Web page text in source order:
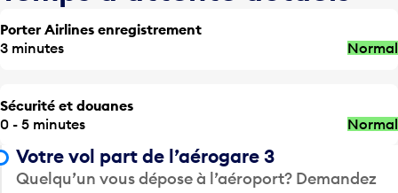
Porter Airlines enregistrement
3 minutes
0 - 5 minutes
Votre vol part de l’aérogare 3
Quelqu’un vous dépose à l’aéroport? Demandez
à être déposé aux numéros de poste suivants.